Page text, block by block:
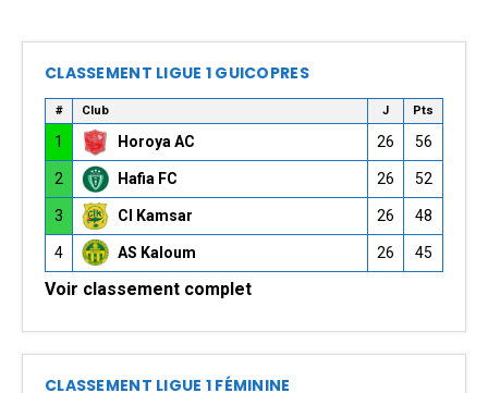
CLASSEMENT LIGUE 1 GUICOPRES
# Club J Pts
1 Horoya AC 26 56
2 Hafia FC 26 52
3 CI Kamsar 26 48
4 AS Kaloum 26 45
Voir classement complet
CLASSEMENT LIGUE 1 FÉMININE